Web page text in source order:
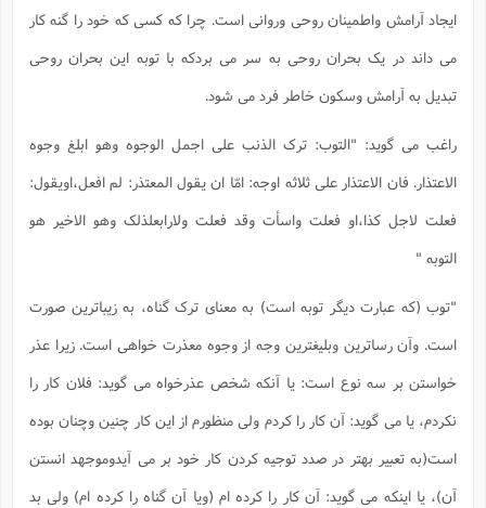
ایجاد آرامش واطمینان روحی وروانی است. چرا که کسی که خود را گنه کار
می داند در یک بحران روحی به سر می بردکه با توبه این بحران روحی
تبدیل به آرامش وسکون خاطر فرد می شود.
راغب می گوید: "التوب: ترک الذنب علی اجمل الوجوه وهو ابلغ وجوه
الاعتذار. فان الاعتذار علی ثلاثه اوجه: امّا ان یقول المعتذر: لم افعل،اویقول:
فعلت لاجل کذا،او فعلت واسأت وقد فعلت ولارابعلذلک وهو الاخیر هو
التوبه "
"توب (که عبارت دیگر توبه است) به معنای ترک گناه، به زیباترین صورت
است. وآن رساترین وبلیغترین وجه از وجوه معذرت خواهی است. زیرا عذر
خواستن بر سه نوع است: یا آنکه شخص عذرخواه می گوید: فلان کار را
نکردم، یا می گوید: آن کار را کردم ولی منظورم از این کار چنین وچنان بوده
است(به تعبیر بهتر در صدد توجیه کردن کار خود بر می آیدوموجهد انستن
آن)، یا اینکه می گوید: آن کار را کرده ام (ویا آن گناه را کرده ام) ولی بد